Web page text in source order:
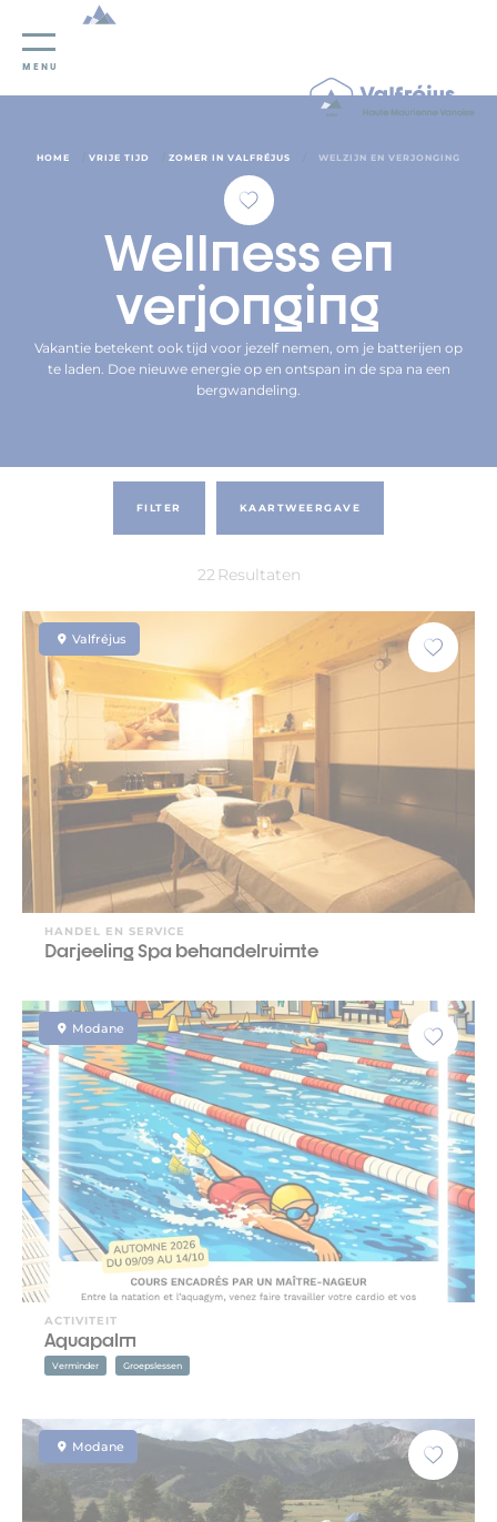
Cookies beheer paneel
MENU
HOME VRIJE TIJD ZOMER IN VALFRÉJUS WELZIJN EN VERJONGING
Wellness en
verjonging
Vakantie betekent ook tijd voor jezelf nemen, om je batterijen op
te laden. Doe nieuwe energie op en ontspan in de spa na een
bergwandeling.
FILTER
22 Resultaten
KAARTWEERGAVE
Valfréjus
HANDEL EN SERVICE
Darjeeling Spa behandelruimte
Modane
ACTIVITEIT
Aquapalm
Verminder Groepslessen
Modane